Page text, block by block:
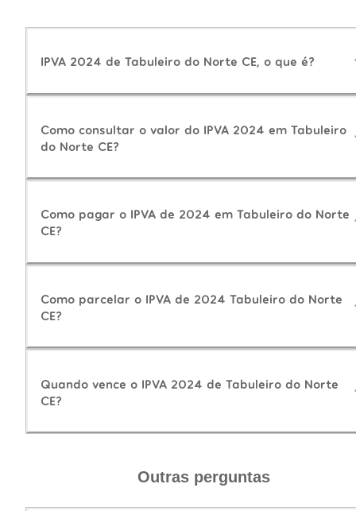
IPVA 2024 de Tabuleiro do Norte CE, o que é?
Como consultar o valor do IPVA 2024 em Tabuleiro
do Norte CE?
Como pagar o IPVA de 2024 em Tabuleiro do Norte
CE?
Como parcelar o IPVA de 2024 Tabuleiro do Norte
CE?
Quando vence o IPVA 2024 de Tabuleiro do Norte
CE?
Outras perguntas